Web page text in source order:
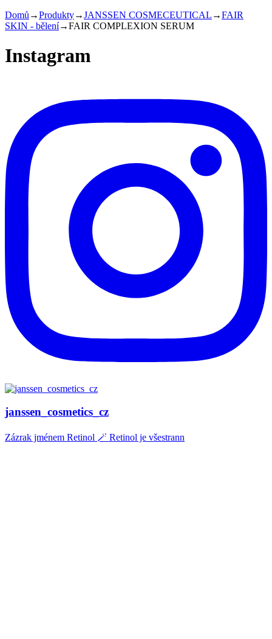
Domů →Produkty→JANSSEN COSMECEUTICAL →FAIR
SKIN - bělení→FAIR COMPLEXION SERUM
Instagram
janssen_cosmetics_cz
Zázrak jménem Retinol 🪄 Retinol je všestrann